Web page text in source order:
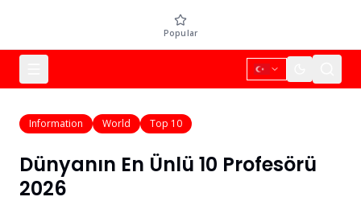
Popular
Information World Top 10
Dünyanın En Ünlü 10 Profesörü
2026